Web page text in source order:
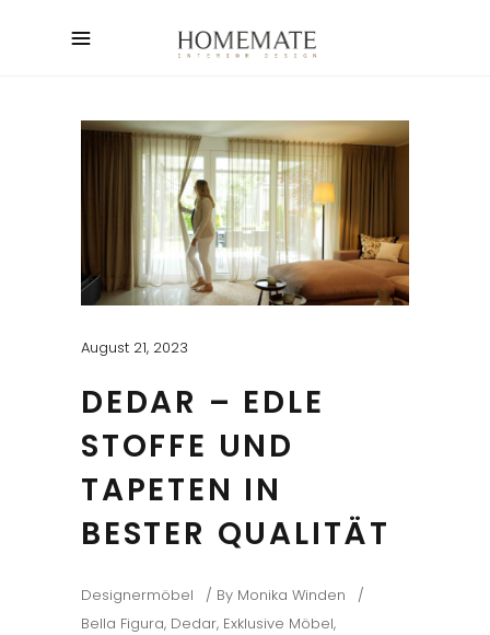
August 21, 2023
DEDAR – EDLE
STOFFE UND
TAPETEN IN
BESTER QUALITÄT
Designermöbel By Monika Winden
Bella Figura, Dedar, Exklusive Möbel,